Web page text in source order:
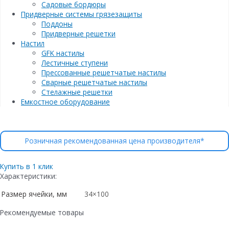
Садовые бордюры
Придверные системы грязезащиты
Поддоны
Придверные решетки
Настил
GFK настилы
Лестичные ступени
Прессованные решетчатые настилы
Сварные решетчатые настилы
Стелажные решетки
Емкостное оборудование
Розничная рекомендованная цена производителя*
Купить в 1 клик
Характеристики:
Размер ячейки, мм
34×100
Рекомендуемые товары